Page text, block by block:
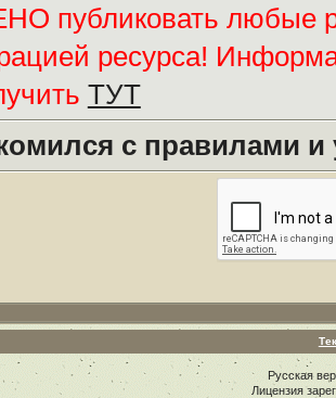
публиковать любые
ресурса!
ТУТ
с правилами
Русская
Лицензия